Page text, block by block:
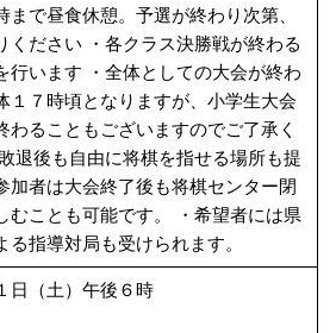
まで昼食休憩。予選が終わり次第、
ください ・各クラス決勝戦が終わる
行います ・全体としての大会が終わ
１７時頃となりますが、小学生大会
わることもございますのでご了承く
退後も自由に将棋を指せる場所も提
加者は大会終了後も将棋センター閉
むことも可能です。 ・希望者には県
る指導対局も受けられます。
日（土）午後６時